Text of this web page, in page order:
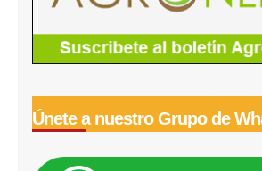
Únete a nuestro Grupo de